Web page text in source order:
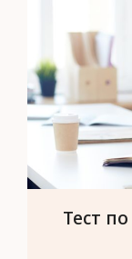
Тест